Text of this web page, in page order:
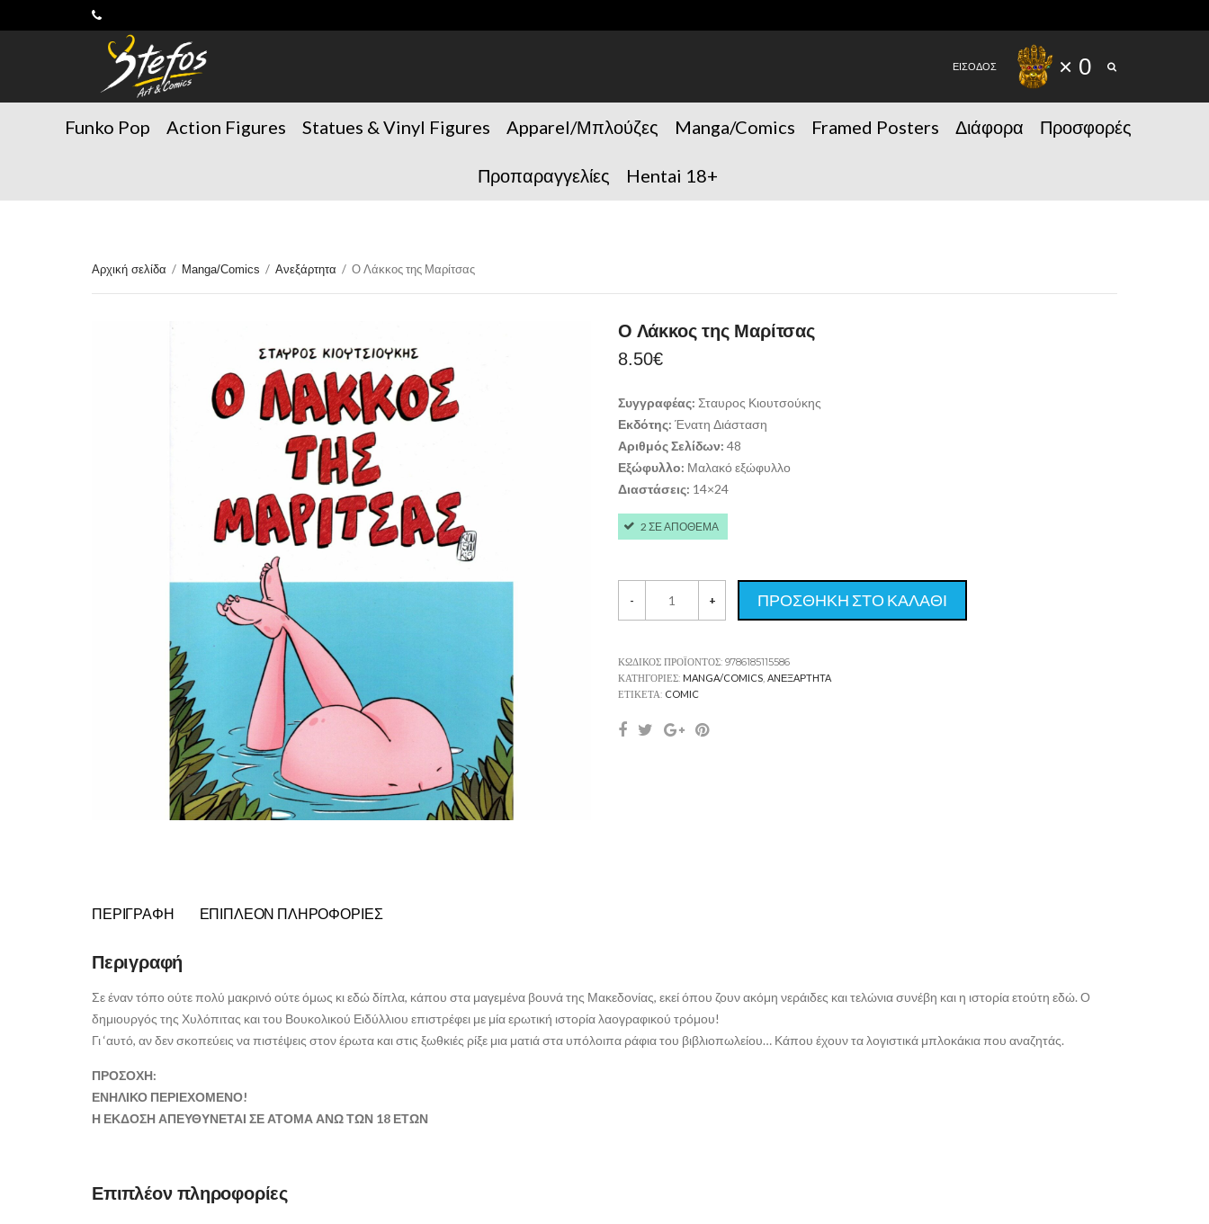
ΕΙΣΟΔΟΣ × 0
Funko Pop Action Figures Statues & Vinyl Figures Apparel/Μπλούζες Manga/Comics Framed Posters Διάφορα Προσφορές
Προπαραγγελίες Hentai 18+
Αρχική σελίδα / Manga/Comics / Ανεξάρτητα / Ο Λάκκος της Μαρίτσας
Ο Λάκκος της Μαρίτσας
8.50€
Συγγραφέας: Σταυρος Κιουτσούκης
Εκδότης: Ένατη Διάσταση
Αριθμός Σελίδων: 48
Εξώφυλλο: Μαλακό εξώφυλλο
Διαστάσεις: 14×24
2 ΣΕ ΑΠΟΘΕΜΑ
- + ΠΡΟΣΘΗΚΗ ΣΤΟ ΚΑΛΑΘΙ
ΚΩΔΙΚΌΣ ΠΡΟΪΌΝΤΟΣ: 9786185115586
ΚΑΤΗΓΟΡΊΕΣ: MANGA/COMICS, ΑΝΕΞΆΡΤΗΤΑ
ΕΤΙΚΈΤΑ: COMIC
ΠΕΡΙΓΡΑΦΉ ΕΠΙΠΛΈΟΝ ΠΛΗΡΟΦΟΡΊΕΣ
Περιγραφή
Σε έναν τόπο ούτε πολύ μακρινό ούτε όμως κι εδώ δίπλα, κάπου στα μαγεμένα βουνά της Μακεδονίας, εκεί όπου ζουν ακόμη νεράιδες και τελώνια συνέβη και η ιστορία ετούτη εδώ. Ο
δημιουργός της Χυλόπιτας και του Βουκολικού Ειδύλλιου επιστρέφει με μία ερωτική ιστορία λαογραφικού τρόμου!
Γι ‘αυτό, αν δεν σκοπεύεις να πιστέψεις στον έρωτα και στις ξωθκιές ρίξε μια ματιά στα υπόλοιπα ράφια του βιβλιοπωλείου… Κάπου έχουν τα λογιστικά μπλοκάκια που αναζητάς.
ΠΡΟΣΟΧΗ:
ΕΝΗΛΙΚΟ ΠΕΡΙΕΧΟΜΕΝΟ!
Η ΕΚΔΟΣΗ ΑΠΕΥΘΥΝΕΤΑΙ ΣΕ ΑΤΟΜΑ ΑΝΩ ΤΩΝ 18 ΕΤΩΝ
Επιπλέον πληροφορίες